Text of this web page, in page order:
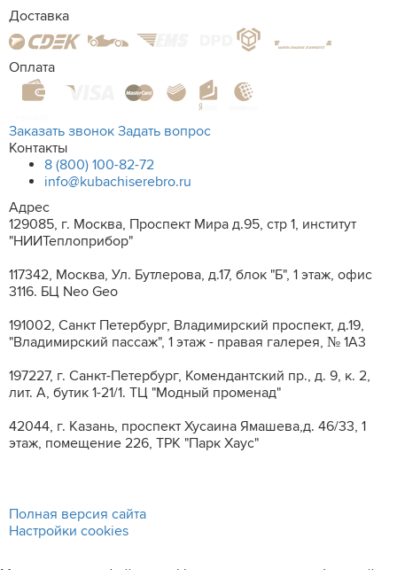
Доставка
Оплата
Заказать звонок Задать вопрос
Контакты
8 (800) 100-82-72
info@kubachiserebro.ru
Адрес
129085, г. Москва, Проспект Мира д.95, стр 1, институт
"НИИТеплоприбор"
117342, Москва, Ул. Бутлерова, д.17, блок "Б", 1 этаж, офис
3116. БЦ Neo Geo
191002, Санкт Петербург, Владимирский проспект, д.19,
"Владимирский пассаж", 1 этаж - правая галерея, № 1А3
197227, г. Санкт-Петербург, Комендантский пр., д. 9, к. 2,
лит. A, бутик 1-21/1. ТЦ "Модный променад"
42044, г. Казань, проспект Хусаина Ямашева,д. 46/33, 1
этаж, помещение 226, ТРК "Парк Хаус"
Полная версия сайта
Настройки cookies